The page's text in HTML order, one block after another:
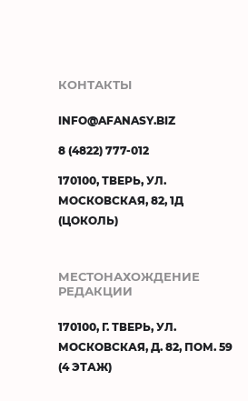
КОНТАКТЫ
INFO@AFANASY.BIZ
8 (4822) 777-012
170100, ТВЕРЬ, УЛ.
МОСКОВСКАЯ, 82, 1Д
(ЦОКОЛЬ)
МЕСТОНАХОЖДЕНИЕ
РЕДАКЦИИ
170100, Г. ТВЕРЬ, УЛ.
МОСКОВСКАЯ, Д. 82, ПОМ. 59
(4 ЭТАЖ)